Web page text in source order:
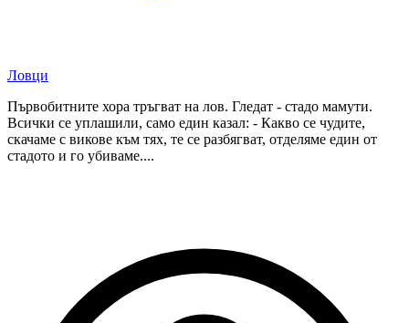
Ловци
Първобитните хора тръгват на лов. Гледат - стадо мамути.
Всички се уплашили, само един казал: - Какво се чудите,
скачаме с викове към тях, те се разбягват, отделяме един от
стадото и го убиваме....